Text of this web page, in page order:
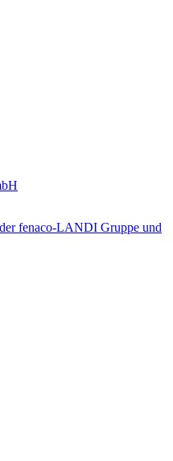
fenaco-LANDI Gruppe und